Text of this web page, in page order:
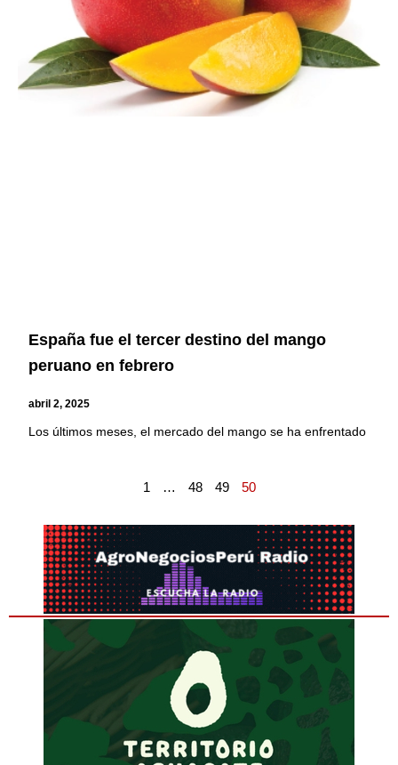
España fue el tercer destino del mango
peruano en febrero
abril 2, 2025
Los últimos meses, el mercado del mango se ha enfrentado
1 … 48 49 50